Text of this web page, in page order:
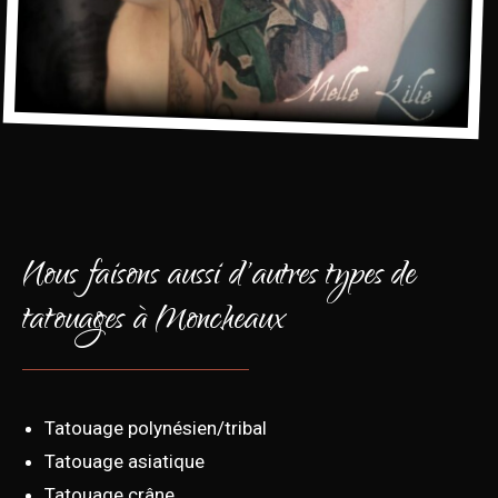
Nous faisons aussi d'autres types de
tatouages à Moncheaux
Tatouage polynésien/tribal
Tatouage asiatique